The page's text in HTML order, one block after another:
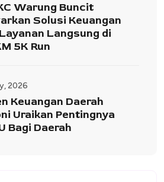
Warung Buncit
Solusi Keuangan
Langsung di
5K Run
2026
Keuangan Daerah
Uraikan Pentingnya
Bagi Daerah